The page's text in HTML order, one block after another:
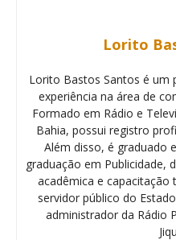
Lorito
Lorito Bastos Santos é um
experiência na área de
Formado em Rádio e
Bahia, possui registro
Além disso, é graduado
graduação em Publicidade,
acadêmica e capacitação
servidor público do
administrador da Rádio